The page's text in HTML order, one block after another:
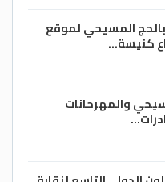
المسيحي لموقع
كنيسة…
والمهرحانات